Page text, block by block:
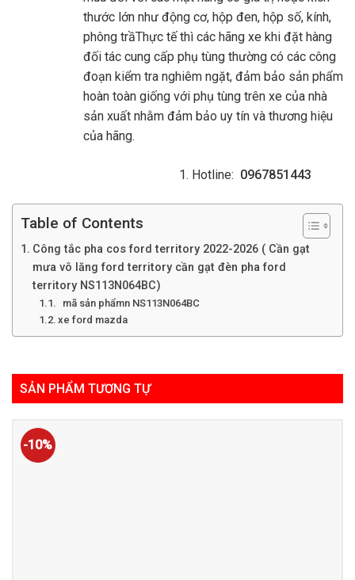
thước lớn như động cơ, hộp đen, hộp số, kính,
phông trầThực tế thì các hãng xe khi đặt hàng
đối tác cung cấp phụ tùng thường có các công
đoạn kiểm tra nghiêm ngặt, đảm bảo sản phẩm
hoàn toàn giống với phụ tùng trên xe của nhà
sản xuất nhằm đảm bảo uy tín và thương hiệu
của hãng.
Hotline: 0967851443
Table of Contents
Công tắc pha cos ford territory 2022-2026 ( Cần gạt
mưa vô lăng ford territory cần gạt đèn pha ford
territory NS113N064BC)
mã sản phẩmn NS113N064BC
xe ford mazda
SẢN PHẨM TƯƠNG TỰ
-10%